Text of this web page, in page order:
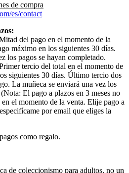
de compra
es/contact
del pago en el momento de la
máximo en los siguientes 30 días.
los pagos se hayan completado.
tercio del total en el momento de
siguientes 30 días. Último tercio dos
La muñeca se enviará una vez los
El pago a plazos en 3 meses no
el momento de la venta. Elije pago a
por email que eliges la
como regalo.
de coleccionismo para adultos, no un